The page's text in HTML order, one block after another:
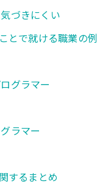
づきにくい
とで就ける職業の例
グラマー
ラマー
するまとめ